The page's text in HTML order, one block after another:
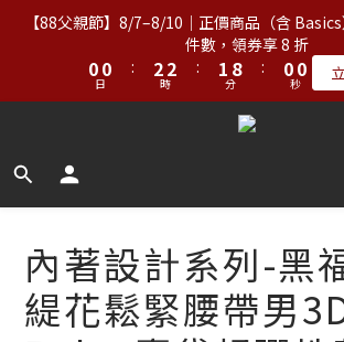
【88父親節】8/7–8/10｜正價商品（含
件數，領券享 8 折
2
0
2
0
日
:
4
2
1
4
2
1
時
:
3
2
1
0
9
8
7
6
5
2
0
分
:
2
1
0
2
1
0
秒
【88父親節】8/7–8/10｜正價商品（含
件數，領券享 8 折
2
0
2
0
日
:
4
2
1
4
2
1
時
:
3
2
1
0
9
8
7
6
5
2
0
分
:
2
1
0
2
1
0
秒
【服飾優惠】設計系列正價商品＆Basics系
NT$3,000（詳情）
【88父親節】8/7–8/10｜正價商品（含 Basics
7
5
4
3
2
7
5
4
3
2
9
7
6
5
4
9
7
6
5
4
8
6
5
4
3
7
5
4
3
2
7
5
4
3
2
內著設計系列-黑
緹花鬆緊腰帶男